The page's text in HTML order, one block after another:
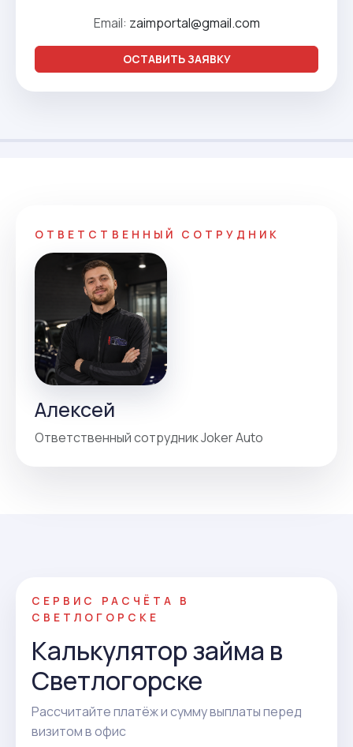
Email: zaimportal@gmail.com
ОСТАВИТЬ ЗАЯВКУ
ОТВЕТСТВЕННЫЙ СОТРУДНИК
Алексей
Ответственный сотрудник Joker Auto
СЕРВИС РАСЧЁТА В
СВЕТЛОГОРСКЕ
Калькулятор займа в
Светлогорске
Рассчитайте платёж и сумму выплаты перед
визитом в офис